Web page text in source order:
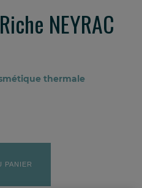
NEYRAC
thermale
PANIER